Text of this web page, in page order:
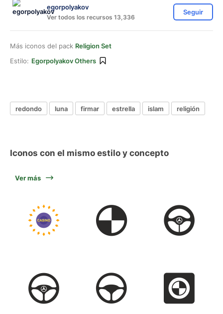
egorpolyakov
Ver todos los recursos 13,336
Seguir
Más iconos del pack Religion Set
Estilo: Egorpolyakov Others
redondo luna firmar estrella islam religión
Iconos con el mismo estilo y concepto
Ver más